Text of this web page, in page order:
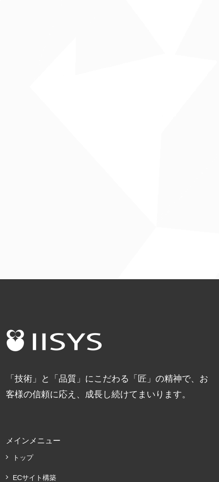
「技術」と「品質」にこだわる「匠」の精神で、お
客様の信頼に応え、成長し続けてまいります。
メインメニュー
トップ
ECサイト構築